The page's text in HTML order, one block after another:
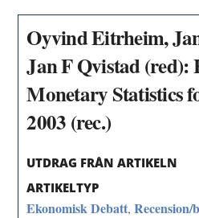
Oyvind Eitrheim,
Jan F Qvistad (red):
Monetary Statistics
2003 (rec.)
UTDRAG FRÅN ARTIKELN
ARTIKELTYP
Ekonomisk Debatt,